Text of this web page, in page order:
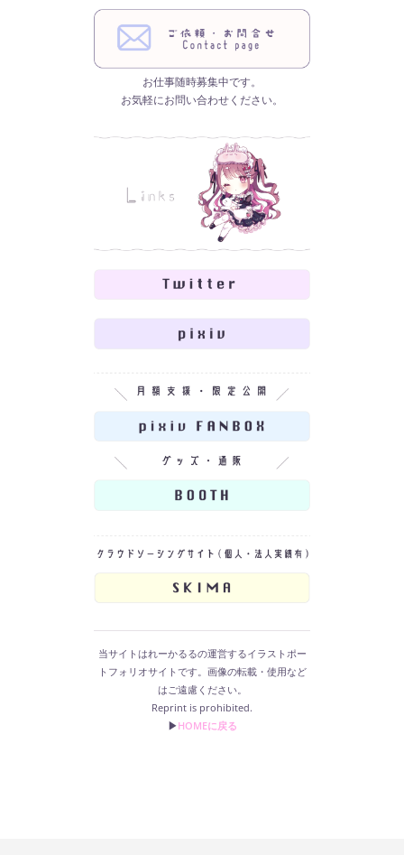
お仕事随時募集中です。
お気軽にお問い合わせください。
当サイトはれーかるるの運営するイラストポー
トフォリオサイトです。画像の転載・使用など
はご遠慮ください。
Reprint is prohibited.
▶︎HOMEに戻る